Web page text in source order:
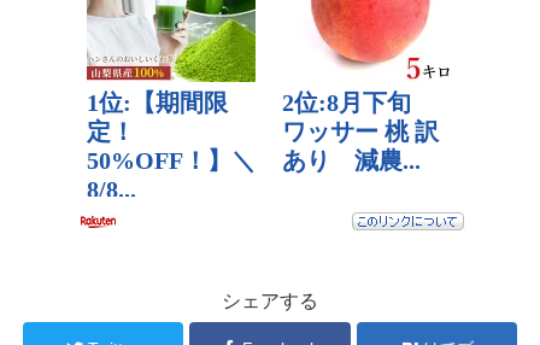
シェアする